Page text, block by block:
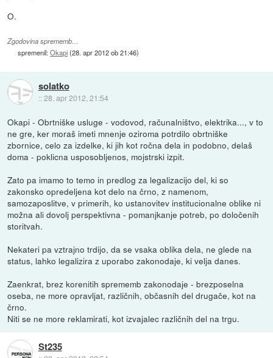
O.
Zgodovina sprememb…
spremenil:Okapi(28. apr 2012 ob 21:46)
solatko
::28. apr 2012, 21:54
Okapi - Obrtniške usluge - vodovod, računalništvo, elektrika..., v to
ne gre, ker moraš imeti mnenje oziroma potrdilo obrtniške
zbornice, celo za izdelke, ki jih kot ročna dela in podobno, delaš
doma - poklicna usposobljenos, mojstrski izpit.
Zato pa imamo to temo in predlog za legalizacijo del, ki so
zakonsko opredeljena kot delo na črno, z namenom,
samozaposlitve, v primerih, ko ustanovitev institucionalne oblike ni
možna ali dovolj perspektivna - pomanjkanje potreb, po določenih
storitvah.
Nekateri pa vztrajno trdijo, da se vsaka oblika dela, ne glede na
status, lahko legalizira z uporabo zakonodaje, ki velja danes.
Zaenkrat, brez korenitih sprememb zakonodaje - brezposelna
oseba, ne more opravljat, različnih, občasnih del drugače, kot na
črno.
Niti se ne more reklamirati, kot izvajalec različnih del na trgu.
St235